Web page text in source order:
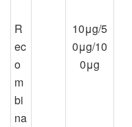
R
ec
o
m
bi
na
10μg/5
0μg/10
0μg